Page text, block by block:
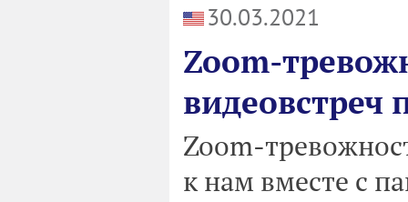
30.03.2021
Zoom-
видеовстреч
Zoom-
к нам вместе с